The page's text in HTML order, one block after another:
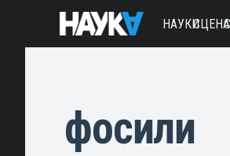
НАУКИСЦЕНА
фосили